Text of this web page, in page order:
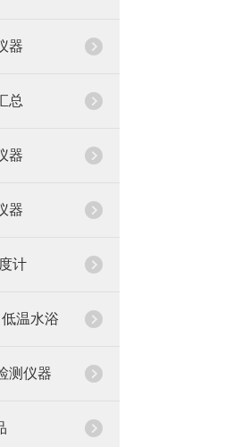
器
总
器
器
计
温水浴
测仪器